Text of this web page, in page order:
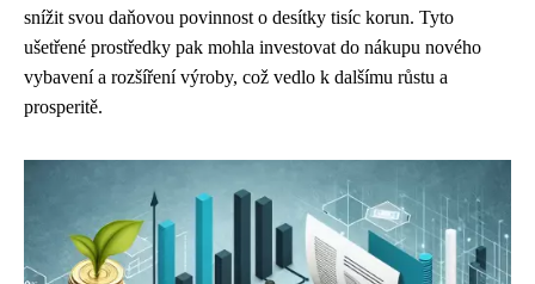
snížit svou daňovou povinnost o desítky tisíc korun. Tyto
ušetřené prostředky pak mohla investovat do nákupu nového
vybavení a rozšíření výroby, což vedlo k dalšímu růstu a
prosperitě.